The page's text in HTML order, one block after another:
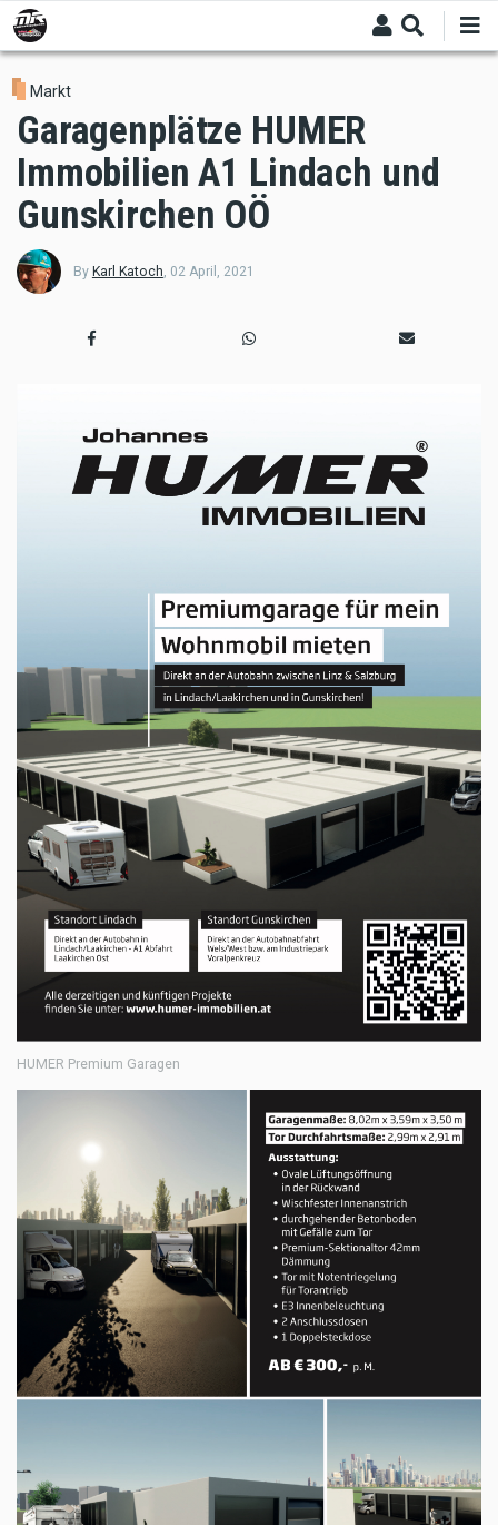
Skip
to
main
content
Markt
Garagenplätze HUMER
Immobilien A1 Lindach und
Gunskirchen OÖ
By Karl Katoch 02 April, 2021
HUMER Premium Garagen